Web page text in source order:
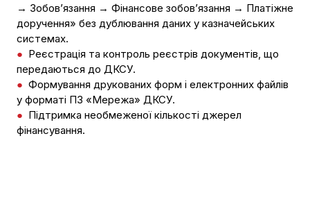
→ Зобов’язання → Фінансове зобов’язання → Платіжне
доручення» без дублювання даних у казначейських
системах.
● Реєстрація та контроль реєстрів документів, що
передаються до ДКСУ.
● Формування друкованих форм і електронних файлів
у форматі ПЗ «Мережа» ДКСУ.
● Підтримка необмеженої кількості джерел
фінансування.